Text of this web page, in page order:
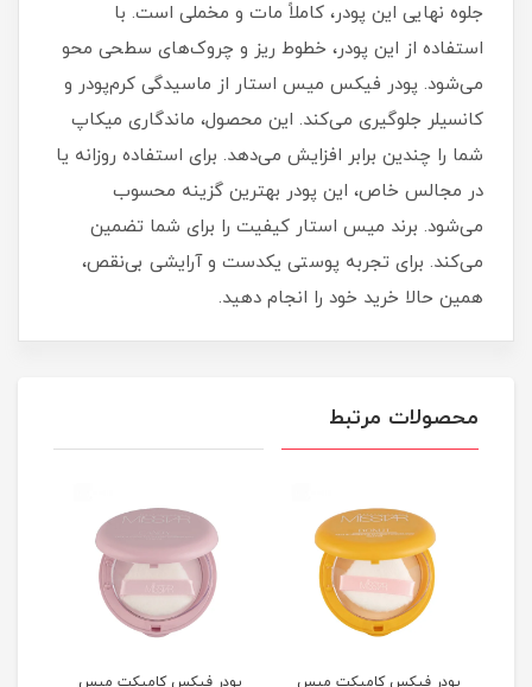
جلوه نهایی این پودر، کاملاً مات و مخملی است. با
استفاده از این پودر، خطوط ریز و چروک‌های سطحی محو
می‌شود. پودر فیکس میس استار از ماسیدگی کرم‌پودر و
کانسیلر جلوگیری می‌کند. این محصول، ماندگاری میکاپ
شما را چندین برابر افزایش می‌دهد. برای استفاده روزانه یا
در مجالس خاص، این پودر بهترین گزینه محسوب
می‌شود. برند میس استار کیفیت را برای شما تضمین
می‌کند. برای تجربه پوستی یکدست و آرایشی بی‌نقص،
همین حالا خرید خود را انجام دهید.
محصولات مرتبط
پودر فیکس کامپکت میس
پودر فیکس کامپکت میس